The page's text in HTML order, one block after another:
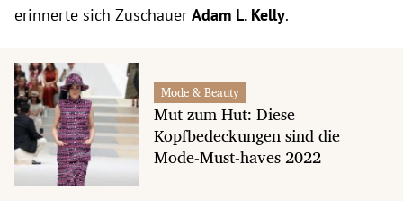
erinnerte sich Zuschauer Adam L. Kelly.
Mode & Beauty
Mut zum Hut: Diese
Kopfbedeckungen sind die
Mode-Must-haves 2022